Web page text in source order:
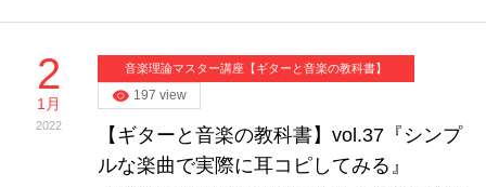
2
1月
2022
音楽理論マスター講座【ギターと音楽の教科書】
197 view
【ギターと音楽の教科書】vol.37『シンプ
ルな楽曲で実際に耳コピしてみる』